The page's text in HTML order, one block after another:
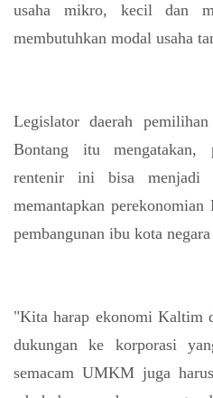
usaha mikro, kecil dan
membutuhkan modal usaha
Legislator daerah
Bontang itu mengatakan,
rentenir ini bisa menjadi
memantapkan
pembangunan ibu kota
"Kita harap ekonomi Kaltim
dukungan ke korporasi
semacam UMKM juga